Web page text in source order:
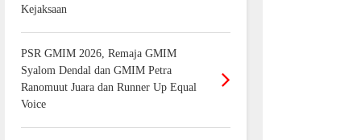
Kejaksaan
PSR GMIM 2026, Remaja GMIM
Syalom Dendal dan GMIM Petra
Ranomuut Juara dan Runner Up Equal
Voice